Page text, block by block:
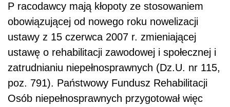
P racodawcy mają kłopoty ze stosowaniem
obowiązującej od nowego roku nowelizacji
ustawy z 15 czerwca 2007 r. zmieniającej
ustawę o rehabilitacji zawodowej i społecznej i
zatrudnianiu niepełnosprawnych (Dz.U. nr 115,
poz. 791). Państwowy Fundusz Rehabilitacji
Osób niepełnosprawnych przygotował więc